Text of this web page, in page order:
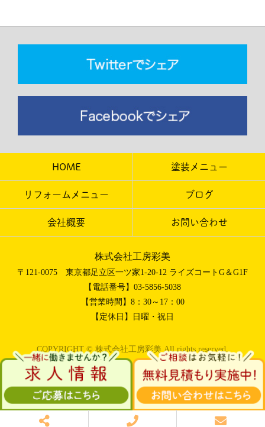
HOME 塗装メニュー
リフォームメニュー ブログ
会社概要 お問い合わせ
株式会社工房彩美
〒121-0075 東京都足立区一ツ家1-20-12 ライズコートG＆G1F
【電話番号】03-5856-5038
【営業時間】8：30～17：00
【定休日】日曜・祝日
COPYRIGHT © 株式会社工房彩美 All rights reserved.